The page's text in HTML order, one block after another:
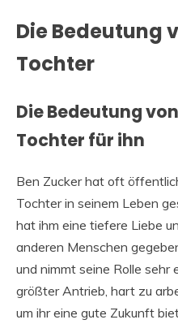
Die Bedeutung
Tochter
Die Bedeutung
Tochter für ihn
Ben Zucker hat oft
Tochter in seinem Leben
hat ihm eine tiefere Liebe
anderen Menschen
und nimmt seine Rolle sehr
größter Antrieb, hart zu
um ihr eine gute Zukunft